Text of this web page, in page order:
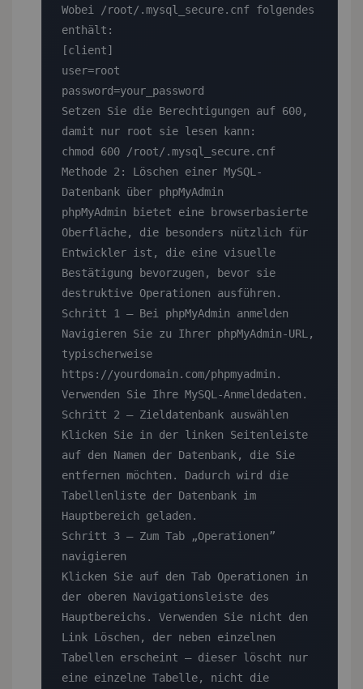
Wobei /root/.mysql_secure.cnf folgendes
enthält:
[client]
user=root
password=your_password
Setzen Sie die Berechtigungen auf 600,
damit nur root sie lesen kann:
chmod 600 /root/.mysql_secure.cnf
Methode 2: Löschen einer MySQL-
Datenbank über phpMyAdmin
phpMyAdmin bietet eine browserbasierte
Oberfläche, die besonders nützlich für
Entwickler ist, die eine visuelle
Bestätigung bevorzugen, bevor sie
destruktive Operationen ausführen.
Schritt 1 — Bei phpMyAdmin anmelden
Navigieren Sie zu Ihrer phpMyAdmin-URL,
typischerweise
https://yourdomain.com/phpmyadmin.
Verwenden Sie Ihre MySQL-Anmeldedaten.
Schritt 2 — Zieldatenbank auswählen
Klicken Sie in der linken Seitenleiste
auf den Namen der Datenbank, die Sie
entfernen möchten. Dadurch wird die
Tabellenliste der Datenbank im
Hauptbereich geladen.
Schritt 3 — Zum Tab „Operationen”
navigieren
Klicken Sie auf den Tab Operationen in
der oberen Navigationsleiste des
Hauptbereichs. Verwenden Sie nicht den
Link Löschen, der neben einzelnen
Tabellen erscheint — dieser löscht nur
eine einzelne Tabelle, nicht die